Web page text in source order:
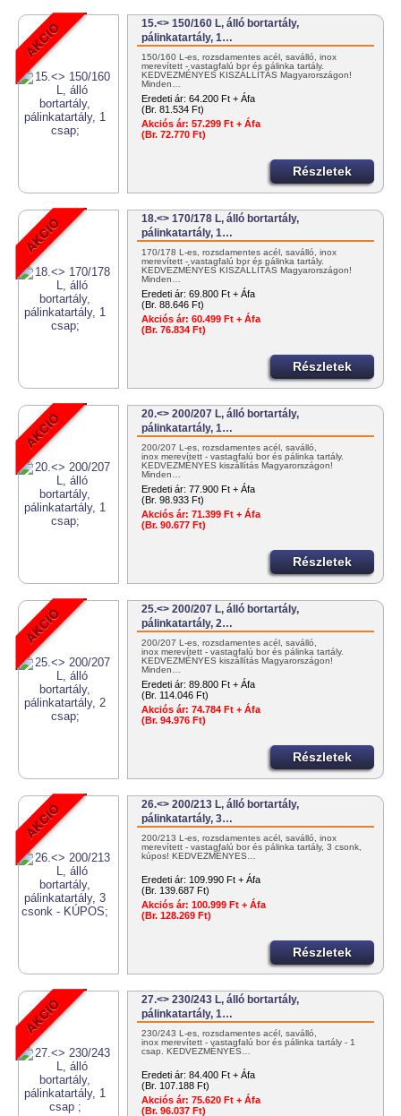
15.<> 150/160 L, álló bortartály,
pálinkatartály, 1…
150/160 L-es, rozsdamentes acél, saválló, inox
merevített - vastagfalú bor és pálinka tartály.
KEDVEZMÉNYES KISZÁLLÍTÁS Magyarországon!
Minden…
Eredeti ár: 64.200 Ft + Áfa
(Br. 81.534 Ft)
Akciós ár: 57.299 Ft + Áfa
(Br. 72.770 Ft)
Részletek
18.<> 170/178 L, álló bortartály,
pálinkatartály, 1…
170/178 L-es, rozsdamentes acél, saválló, inox
merevített - vastagfalú bor és pálinka tartály.
KEDVEZMÉNYES KISZÁLLÍTÁS Magyarországon!
Minden…
Eredeti ár: 69.800 Ft + Áfa
(Br. 88.646 Ft)
Akciós ár: 60.499 Ft + Áfa
(Br. 76.834 Ft)
Részletek
20.<> 200/207 L, álló bortartály,
pálinkatartály, 1…
200/207 L-es, rozsdamentes acél, saválló,
inox merevített - vastagfalú bor és pálinka tartály.
KEDVEZMÉNYES kiszállítás Magyarországon!
Minden…
Eredeti ár: 77.900 Ft + Áfa
(Br. 98.933 Ft)
Akciós ár: 71.399 Ft + Áfa
(Br. 90.677 Ft)
Részletek
25.<> 200/207 L, álló bortartály,
pálinkatartály, 2…
200/207 L-es, rozsdamentes acél, saválló,
inox merevített - vastagfalú bor és pálinka tartály.
KEDVEZMÉNYES kiszállítás Magyarországon!
Minden…
Eredeti ár: 89.800 Ft + Áfa
(Br. 114.046 Ft)
Akciós ár: 74.784 Ft + Áfa
(Br. 94.976 Ft)
Részletek
26.<> 200/213 L, álló bortartály,
pálinkatartály, 3…
200/213 L-es, rozsdamentes acél, saválló, inox
merevített - vastagfalú bor és pálinka tartály, 3 csonk,
kúpos! KEDVEZMÉNYES…
Eredeti ár: 109.990 Ft + Áfa
(Br. 139.687 Ft)
Akciós ár: 100.999 Ft + Áfa
(Br. 128.269 Ft)
Részletek
27.<> 230/243 L, álló bortartály,
pálinkatartály, 1…
230/243 L-es, rozsdamentes acél, saválló,
inox merevített - vastagfalú bor és pálinka tartály - 1
csap. KEDVEZMÉNYES…
Eredeti ár: 84.400 Ft + Áfa
(Br. 107.188 Ft)
Akciós ár: 75.620 Ft + Áfa
(Br. 96.037 Ft)